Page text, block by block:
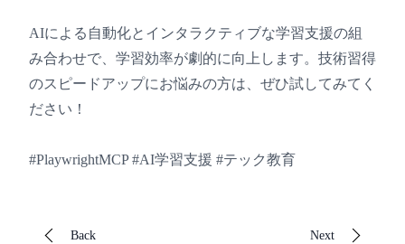
AIによる自動化とインタラクティブな学習支援の組
み合わせで、学習効率が劇的に向上します。技術習得
のスピードアップにお悩みの方は、ぜひ試してみてく
ださい！
#PlaywrightMCP #AI学習支援 #テック教育
Back Next